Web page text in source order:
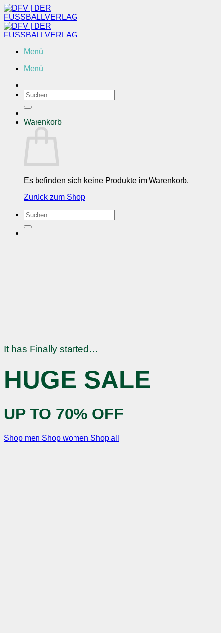
Zum
Inhalt
springen
Menü
Menü
Suchen
nach:
Warenkorb
Es befinden sich keine Produkte im Warenkorb.
Zurück zum Shop
Suchen
nach:
It has Finally started…
HUGE SALE
UP TO 70% OFF
Shop men Shop women Shop all